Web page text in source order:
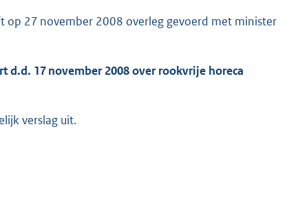
op 27 november 2008 overleg gevoerd met minister
17 november 2008 over rookvrije horeca
verslag uit.